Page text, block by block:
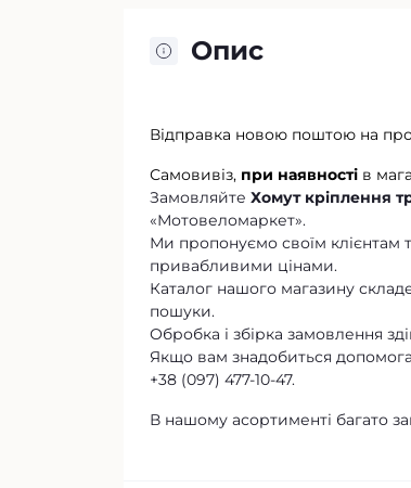
Опис
Відправка новою поштою на
Самовивіз, при наявності в
Замовляйте Хомут кріплення
«Мотовеломаркет».
Ми пропонуємо своїм клієнтам
привабливими цінами.
Каталог нашого магазину
пошуки.
Обробка і збірка замовлення
Якщо вам знадобиться
+38 (097) 477-10-47.
В нашому асортименті багато